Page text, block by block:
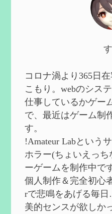
第５９回 アチーブ
を作
第５８回 集敵以外
ったサポーターシロ
2024/09/02
第５７回 アチーブ
を手に入れたい
を作成
2024/09/02
第５６回 ムアラニ
ど【0~1凸】
2024/08/11
第５５回 【無凸無
てみた感想を作成
2024/06/26
第４９回 フリーナ
ションについての検
コロナ渦より365日
こもり。webのシス
仕事しているかゲー
で、最近はゲーム制
す。
!Amateur Labという
ホラー(ちょいえっち
ーゲームを制作中で
個人制作＆完全初心
rで悲鳴をあげる毎日
美的センスが欲しか